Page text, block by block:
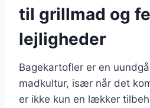
til grillmad og
lejligheder
Bagekartofler er en
madkultur, især når det
er ikke kun en lækker